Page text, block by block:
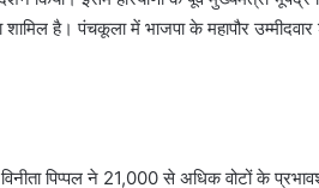
है। पंचकूला में भाजपा के महापौर
विनीता पिप्पल ने 21,000 से अधिक वोटों के